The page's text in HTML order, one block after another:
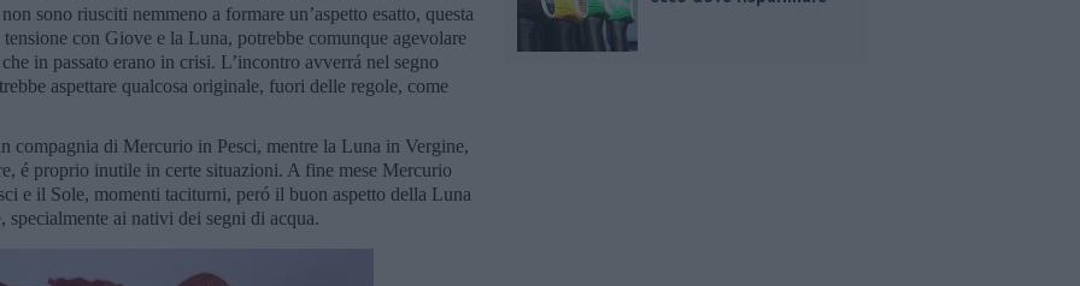
sono riusciti nemmeno a formare un’aspetto esatto, questa
con Giove e la Luna, potrebbe comunque agevolare
in passato erano in crisi. L’incontro avverrá nel segno
aspettare qualcosa originale, fuori delle regole, come
compagnia di Mercurio in Pesci, mentre la Luna in Vergine,
é proprio inutile in certe situazioni. A fine mese Mercurio
e il Sole, momenti taciturni, peró il buon aspetto della Luna
specialmente ai nativi dei segni di acqua.